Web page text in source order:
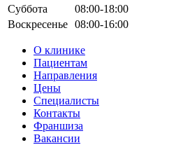
Суббота
08:00-18:00
Воскресенье 08:00-16:00
О клинике
Пациентам
Направления
Цены
Специалисты
Контакты
Франшиза
Вакансии